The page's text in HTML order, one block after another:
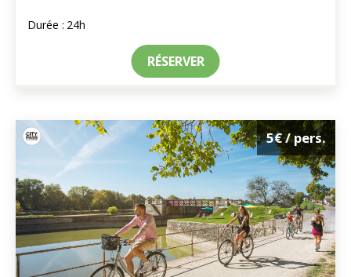
Durée : 24h
RÉSERVER
5€/ pers.